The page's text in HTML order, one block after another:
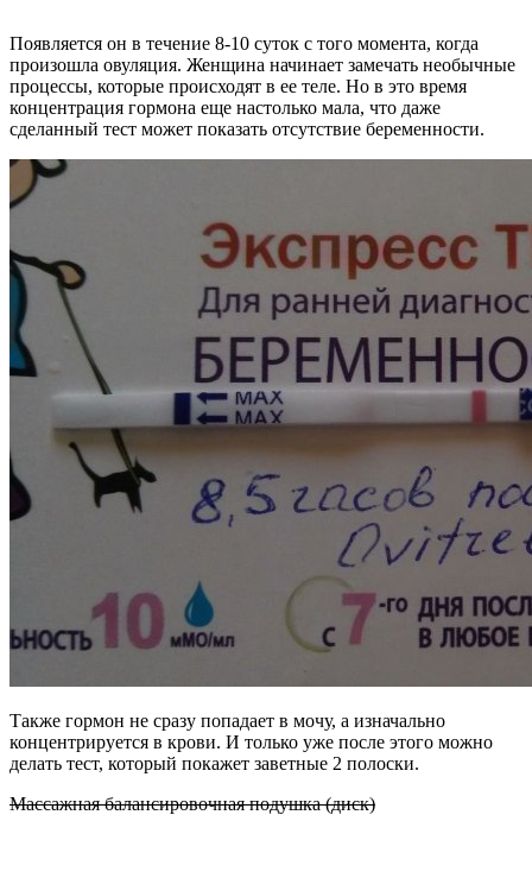
Появляется он в течение 8-10 суток с того момента, когда
произошла овуляция. Женщина начинает замечать необычные
процессы, которые происходят в ее теле. Но в это время
концентрация гормона еще настолько мала, что даже
сделанный тест может показать отсутствие беременности.
Также гормон не сразу попадает в мочу, а изначально
концентрируется в крови. И только уже после этого можно
делать тест, который покажет заветные 2 полоски.
Массажная балансировочная подушка (диск)